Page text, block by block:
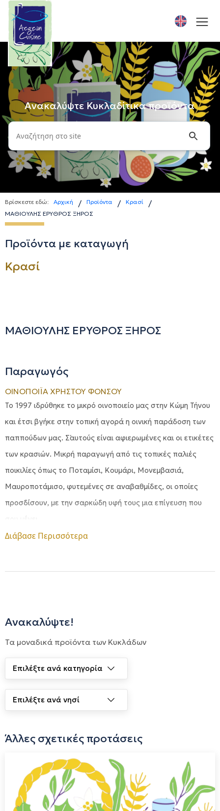
Ανακαλύψτε Κυκλαδίτικα προϊόντα
Βρίσκεστε εδώ: Αρχική / Προϊόντα / Κρασί /
ΜΑΘΙΟΥΛΗΣ ΕΡΥΘΡΟΣ ΞΗΡΟΣ
Προϊόντα με καταγωγή
Κρασί
ΜΑΘΙΟΥΛΗΣ ΕΡΥΘΡΟΣ ΞΗΡΟΣ
Παραγωγός
ΟΙΝΟΠΟΙΪΑ ΧΡΗΣΤΟΥ ΦΟΝΣΟΥ
Το 1997 ιδρύθηκε το μικρό οινοποιείο μας στην Κώμη Τήνου
και έτσι βγήκε στην τοπική αγορά η οινική παράδοση των
παππούδων μας. Σ΄αυτούς είναι αφιερωμένες και οι ετικέτες
των κρασιών. Μικρή παραγωγή από τις τοπικές παλιές
ποικιλίες όπως το Ποταμίσι, Κουμάρι, Μονεμβασιά,
Μαυροποτάμισο, φυτεμένες σε αναβαθμίδες, οι οποίες
προσδίσουν, με την σαρκώδη υφή τους μια επίγευση που
σου μένει.
Διάβασε Περισσότερα
Ανακαλύψτε!
Τα μοναδικά προϊόντα των Κυκλάδων
Άλλες σχετικές προτάσεις